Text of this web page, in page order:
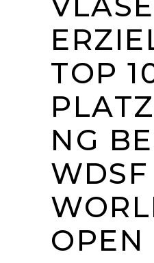
TOP
NG
WDSF
OPEN